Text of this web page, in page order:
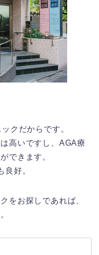
クだからです。
高いですし、AGA療
できます。
良好。
をお探しであれば、